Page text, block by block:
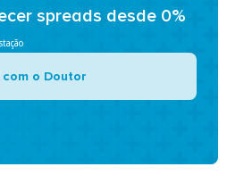
spreads desde 0%
com o Doutor